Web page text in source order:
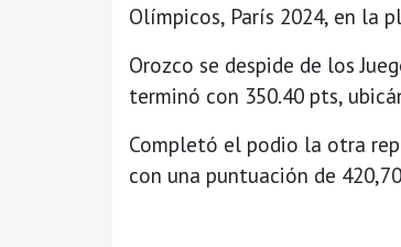
Olímpicos, París 2024, en la
Orozco se despide de los
terminó con 350.40 pts,
Completó el podio la otra
con una puntuación de